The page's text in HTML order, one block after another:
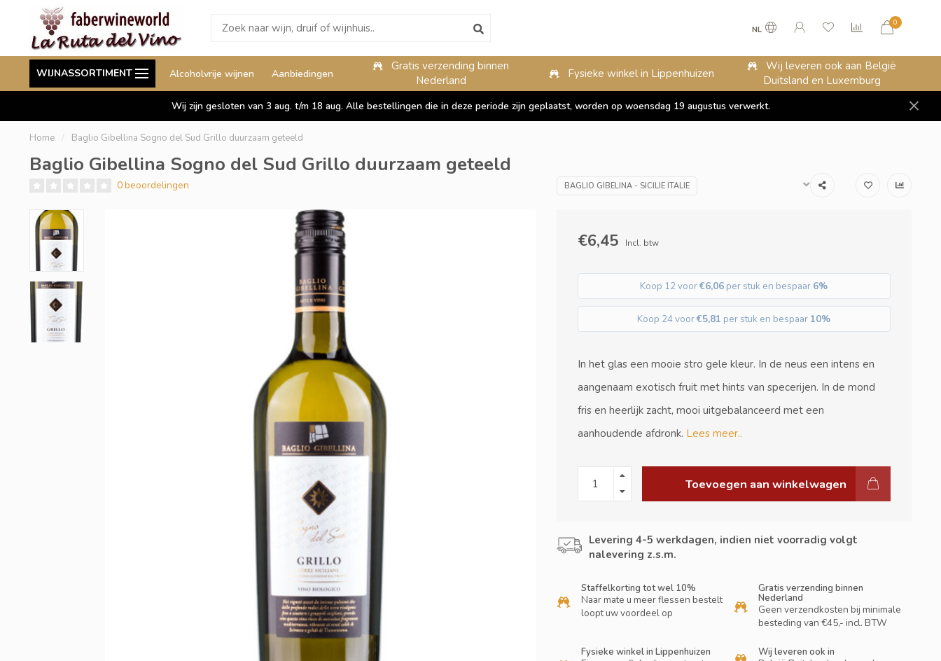
NL
0
WIJNASSORTIMENT Alcoholvrije wijnen Aanbiedingen
Wij leveren ook aan België
Duitsland en Luxemburg
Staffelkorting tot wel 10%
Gratis verzending binnen
Nederland
Fysieke winkel in Lippenhuizen
Wij leveren ook aan België
Duitsland en Luxemburg
Wij zijn gesloten van 3 aug. t/m 18 aug. Alle bestellingen die in deze periode zijn geplaatst, worden op woensdag 19 augustus verwerkt.
Home / Baglio Gibellina Sogno del Sud Grillo duurzaam geteeld
Baglio Gibellina Sogno del Sud Grillo duurzaam geteeld
0 beoordelingen BAGLIO GIBELINA - SICILIE ITALIE
€6,45 Incl. btw
Koop 12 voor€6,06 per stuk en bespaar 6%
Koop 24 voor€5,81 per stuk en bespaar 10%
In het glas een mooie stro gele kleur. In de neus een intens en
aangenaam exotisch fruit met hints van specerijen. In de mond
fris en heerlijk zacht, mooi uitgebalanceerd met een
aanhoudende afdronk. Lees meer..
Toevoegen aan winkelwagen
Levering 4-5 werkdagen, indien niet voorradig volgt
nalevering z.s.m.
Staffelkorting tot wel 10%
Naar mate u meer flessen bestelt
loopt uw voordeel op
Gratis verzending binnen
Nederland
Geen verzendkosten bij minimale
besteding van €45,- incl. BTW
Fysieke winkel in Lippenhuizen Wij leveren ook in